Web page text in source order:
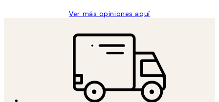
Ver más opiniones aquí